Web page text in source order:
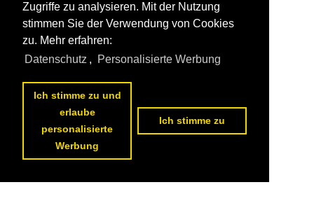
Zugriffe zu analysieren. Mit der Nutzung
stimmen Sie der Verwendung von Cookies
zu. Mehr erfahren:
Datenschutz , Personalisierte Werbung
Ich stimme zu und
erlaube
personalisierte
Werbung
Ich stimme zu